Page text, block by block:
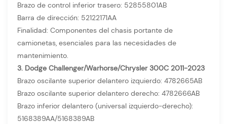
Brazo de control inferior trasero: 52855801AB
Barra de dirección: 52122171AA
Finalidad: Componentes del chasis portante de
camionetas, esenciales para las necesidades de
mantenimiento.
3. Dodge Challenger/Warhorse/Chrysler 300C 2011-2023
Brazo oscilante superior delantero izquierdo: 4782665AB
Brazo oscilante superior delantero derecho: 4782666AB
Brazo inferior delantero (universal izquierdo-derecho):
5168389AA/5168389AB